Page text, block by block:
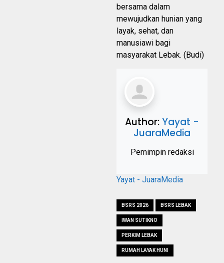
bersama dalam
mewujudkan hunian yang
layak, sehat, dan
manusiawi bagi
masyarakat Lebak. (Budi)
Author:Yayat -
JuaraMedia
Pemimpin redaksi
Yayat - JuaraMedia
BSRS 2026 BSRS LEBAK
IWAN SUTIKNO
PERKIM LEBAK
RUMAH LAYAK HUNI